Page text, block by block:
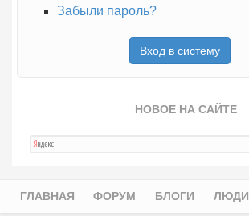
Забыли пароль?
НОВОЕ НА САЙТЕ
Главное меню
ГЛАВНАЯ ФОРУМ БЛОГИ ЛЮДИ